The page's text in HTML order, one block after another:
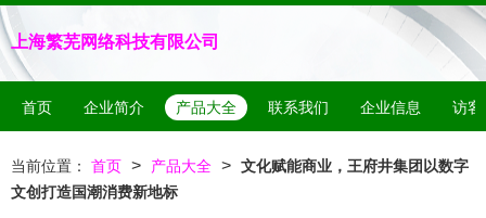
上海繁芜网络科技有限公司
首页 企业简介 产品大全 联系我们 企业信息 访客
当前位置： 首页 > 产品大全 > 文化赋能商业，王府井集团以数字
文创打造国潮消费新地标